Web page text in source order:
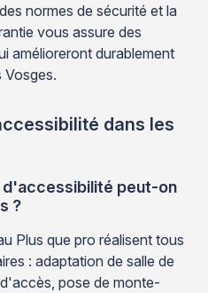
normes de sécurité et la
vous assure des
amélioreront durablement
Vosges.
dans les
d'accessibilité peut-on
?
Plus que pro réalisent tous
: adaptation de salle de
pose de monte-